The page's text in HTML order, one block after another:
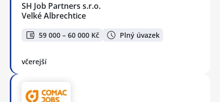
SH Job Partners s.r.o.
Velké Albrechtice
59 000 – 60 000 Kč Plný úvazek
včerejší